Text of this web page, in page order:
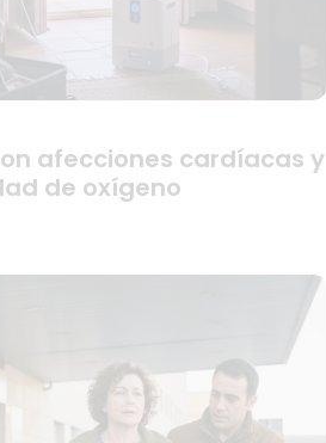
afecciones cardíacas y
de oxígeno